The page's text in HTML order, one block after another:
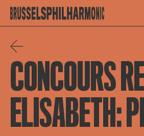
CONCOURS
ELISABETH: